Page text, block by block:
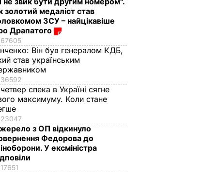
золотий медаліст став
ЗСУ – найцікавіше
Драпатого
67605
Він був генералом КДБ,
став українським
36592
спека в Україні сягне
максимуму. Коли стане
23047
з ОП відкинуло
Федорова до
У ексміністра
17651